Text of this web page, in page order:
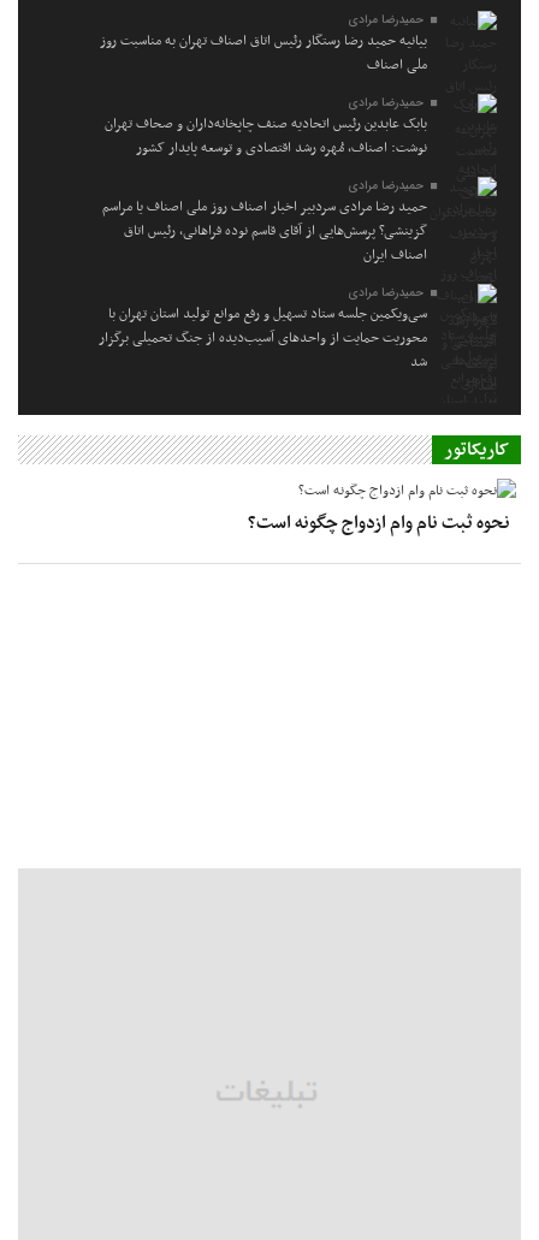
حمیدرضا مرادی
بیانیه حمید رضا رستگار رئیس اتاق اصناف تهران به مناسبت روز
ملی اصناف
حمیدرضا مرادی
بابک عابدین رئیس اتحادیه صنف چاپخانه‌داران و صحاف تهران
نوشت: اصناف، مُهره رشد اقتصادی و توسعه پایدار کشور
حمیدرضا مرادی
حمید رضا مرادی سردبیر اخبار اصناف روز ملی اصناف یا مراسم
گزینشی؟ پرسش‌هایی از آقای قاسم نوده فراهانی، رئیس اتاق
اصناف ایران
حمیدرضا مرادی
سی‌ویکمین جلسه ستاد تسهیل و رفع موانع تولید استان تهران با
محوریت حمایت از واحدهای آسیب‌دیده از جنگ تحمیلی برگزار
شد
کاریکاتور
نحوه ثبت نام وام ازدواج چگونه است؟